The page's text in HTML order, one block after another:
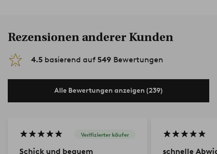
Rezensionen anderer Kunden
4.5 basierend auf 549 Bewertungen
Alle Bewertungen anzeigen (239)
Verifizierter käufer
Schick und bequem schnelle